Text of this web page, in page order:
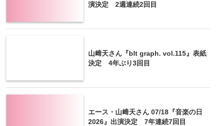
演決定 2週連続2回目
山﨑天さん『blt graph. vol.115』表紙
決定 4年ぶり3回目
エース・山﨑天さん 07/18『音楽の日
2026』出演決定 7年連続7回目